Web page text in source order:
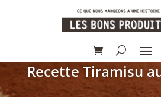
Recette Tiramisu